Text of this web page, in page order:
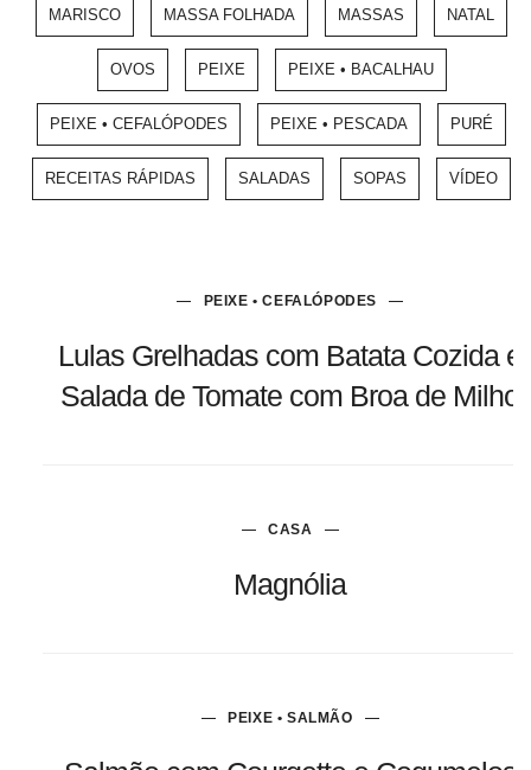
MARISCO MASSA FOLHADA MASSAS NATAL
OVOS PEIXE PEIXE • BACALHAU
PEIXE • CEFALÓPODES PEIXE • PESCADA PURÉ
RECEITAS RÁPIDAS SALADAS SOPAS VÍDEO
PEIXE • CEFALÓPODES
Lulas Grelhadas com Batata Cozida e
Salada de Tomate com Broa de Milho
CASA
Magnólia
PEIXE • SALMÃO